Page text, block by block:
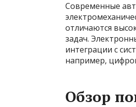
Современные
отличаются
задач.
интеграции с
например,
Обзор